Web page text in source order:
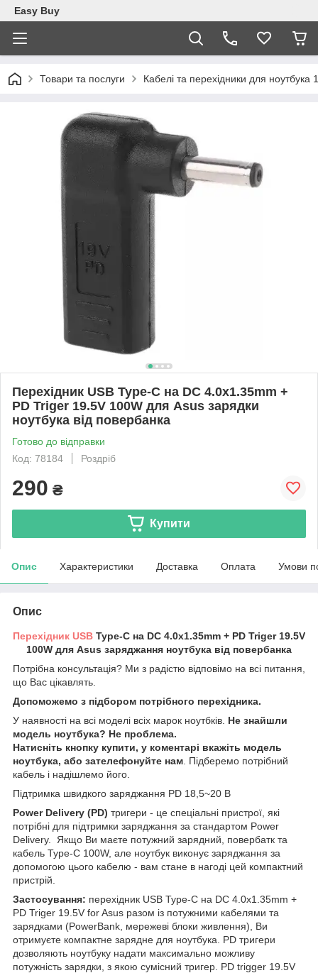
Easy Buy
Товари та послуги Кабелі та перехідники для ноутбука
Перехідник USB Type-C на DC 4.0x1.35mm +
PD Triger 19.5V 100W для Asus зарядки
ноутбука від повербанка
Готово до відправки
Код: 78184
Роздріб
290 ₴
Купити
Опис Характеристики Доставка Оплата Умови
Опис
Перехідник USB Type-C на DC 4.0x1.35mm + PD Triger 19.5V
100W для Asus заряджання ноутбука від повербанка
Потрібна консультація? Ми з радістю відповімо на всі питання,
що Вас цікавлять.
Допоможемо з підбором потрібного перехідника.
У наявності на всі моделі всіх марок ноутбків. Не знайшли
модель ноутбука? Не проблема.
Натисніть кнопку купити, у коментарі вкажіть модель
ноутбука, або зателефонуйте нам . Підберемо потрібний
кабель і надішлемо його.
Підтримка швидкого заряджання PD 18,5~20 В
Power Delivery (PD) тригери - це спеціальні пристрої, які
потрібні для підтримки заряджання за стандартом Power
Delivery. Якщо Ви маєте потужний зарядний, повербатк та
кабель Type-C 100W, але ноутбук виконує заряджання за
допомогою цього кабелю - вам стане в нагоді цей компактний
пристрій.
Застосування: перехідник USB Type-C на DC 4.0x1.35mm +
PD Triger 19.5V for Asus разом із потужними кабелями та
зарядками (PowerBank, мережеві блоки живлення), Ви
отримуєте компактне зарядне для ноутбука. PD тригери
дозволяють ноутбуку надати максимально можливу
потужність зарядки, з якою сумісний тригер. PD trigger 19.5V